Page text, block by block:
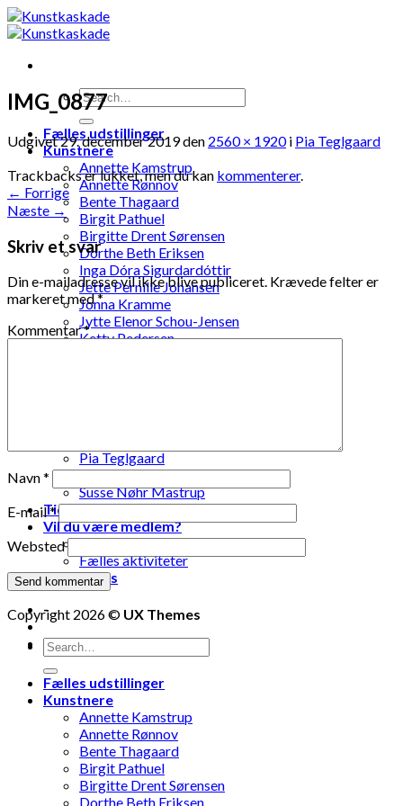
Skip
to
Fælles udstillinger
Kunstnere
Annette Kamstrup
Annette Rønnov
Bente Thagaard
Birgit Pathuel
Birgitte Drent Sørensen
Dorthe Beth Eriksen
Inga Dóra Sigurdardóttir
Jette Pernille Johansen
Jonna Kramme
Jytte Elenor Schou-Jensen
Ketty Pedersen
Pia Teglgaard
Stanley Graham
Susse Nøhr Mastrup
Tidligere udstillinger
Vil du være medlem?
Fælles oplevelser
Fælles aktiviteter
Kontakt os
-
-
IMG_0877
Udgivet29. december 2019den 2560 × 1920i Pia Teglgaard
Trackbacks er lukket, men du kan kommenterer.
← Forrige
Næste →
Skriv et svar
Din e-mailadresse vil ikke blive publiceret. Krævede felter er
markeret med*
Kommentar*
Navn*
E-mail*
Websted
Copyright 2026 © UX Themes
Fælles udstillinger
Kunstnere
Annette Kamstrup
Annette Rønnov
Bente Thagaard
Birgit Pathuel
Birgitte Drent Sørensen
Dorthe Beth Eriksen